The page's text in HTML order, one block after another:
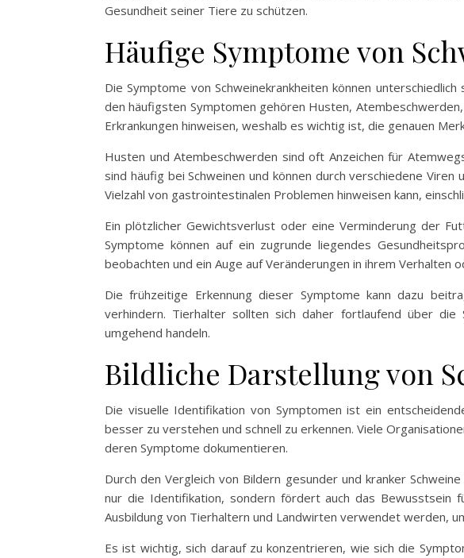
Gesundheit seiner Tiere zu schützen.
Häufige Symptome von
Die Symptome von Schweinekrankheiten können
den häufigsten Symptomen gehören Husten,
Erkrankungen hinweisen, weshalb es wichtig ist, die genauen
Husten und Atembeschwerden sind oft Anzeichen für
sind häufig bei Schweinen und können durch verschiedene
Vielzahl von gastrointestinalen Problemen hinweisen kann,
Ein plötzlicher Gewichtsverlust oder eine Verminderung der
Symptome können auf ein zugrunde liegendes
beobachten und ein Auge auf Veränderungen in ihrem Verhalten
Die frühzeitige Erkennung dieser Symptome kann dazu
verhindern. Tierhalter sollten sich daher fortlaufend über die
umgehend handeln.
Bildliche Darstellung von
Die visuelle Identifikation von Symptomen ist ein
besser zu verstehen und schnell zu erkennen. Viele
deren Symptome dokumentieren.
Durch den Vergleich von Bildern gesunder und kranker
nur die Identifikation, sondern fördert auch das Bewusstsein
Ausbildung von Tierhaltern und Landwirten verwendet werden,
Es ist wichtig, sich darauf zu konzentrieren, wie sich die